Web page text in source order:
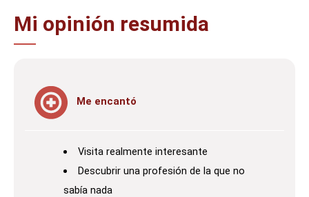
Mi opinión resumida
Me encantó
Visita realmente interesante
Descubrir una profesión de la que no
sabía nada